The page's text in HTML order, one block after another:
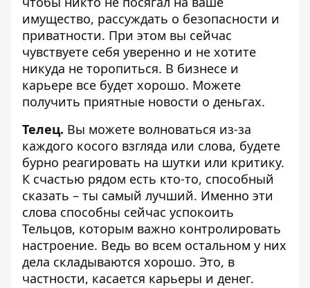
имущество, рассуждать о безопасности и
приватности. При этом вы сейчас
чувствуете себя уверенно и не хотите
никуда не торопиться. В бизнесе и
карьере все будет хорошо. Можете
получить приятные новости о деньгах.
Телец. Вы можете волноваться из-за
каждого косого взгляда или слова, будете
бурно реагировать на шутки или критику.
К счастью рядом есть кто-то, способный
сказать – ты самый лучший. Именно эти
слова способны сейчас успокоить
Тельцов, которым важно контролировать
настроение. Ведь во всем остальном у них
дела складываются хорошо. Это, в
частности, касается карьеры и денег.